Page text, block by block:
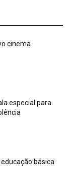
cinema
especial para
básica